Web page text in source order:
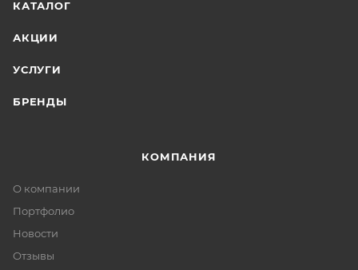
КАТАЛОГ
АКЦИИ
УСЛУГИ
БРЕНДЫ
КОМПАНИЯ
О компании
Портфолио
Новости
Отзывы